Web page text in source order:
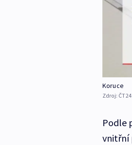
Koruce
Zdroj: ČT24
Podle
vnitřní